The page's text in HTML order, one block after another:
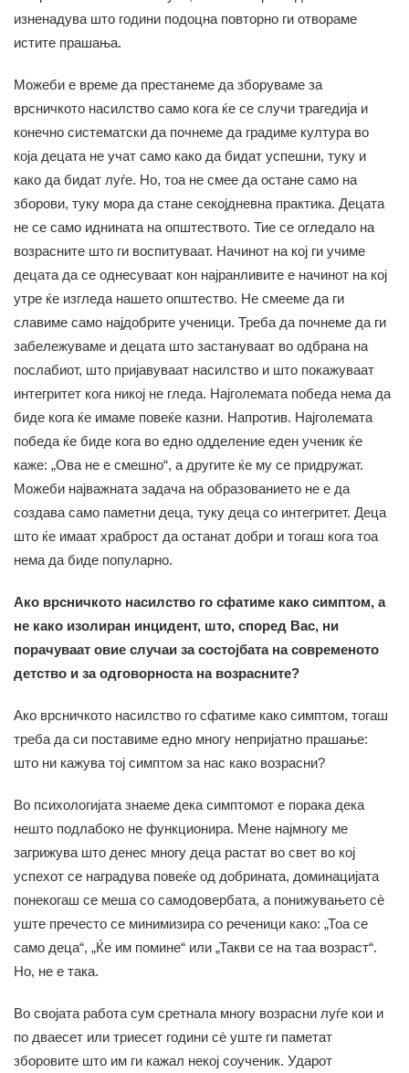
изненадува што години подоцна повторно ги отвораме
истите прашања.
Можеби е време да престанеме да зборуваме за
врсничкото насилство само кога ќе се случи трагедија и
конечно систематски да почнеме да градиме култура во
која децата не учат само како да бидат успешни, туку и
како да бидат луѓе. Но, тоа не смее да остане само на
зборови, туку мора да стане секојдневна практика. Децата
не се само иднината на општеството. Тие се огледало на
возрасните што ги воспитуваат. Начинот на кој ги учиме
децата да се однесуваат кон најранливите е начинот на кој
утре ќе изгледа нашето општество. Не смееме да ги
славиме само најдобрите ученици. Треба да почнеме да ги
забележуваме и децата што застануваат во одбрана на
послабиот, што пријавуваат насилство и што покажуваат
интегритет кога никој не гледа. Најголемата победа нема да
биде кога ќе имаме повеќе казни. Напротив. Најголемата
победа ќе биде кога во едно одделение еден ученик ќе
каже: „Ова не е смешно“, а другите ќе му се придружат.
Можеби најважната задача на образованието не е да
создава само паметни деца, туку деца со интегритет. Деца
што ќе имаат храброст да останат добри и тогаш кога тоа
нема да биде популарно.
Ако врсничкото насилство го сфатиме како симптом, а
не како изолиран инцидент, што, според Вас, ни
порачуваат овие случаи за состојбата на современото
детство и за одговорноста на возрасните?
Ако врсничкото насилство го сфатиме како симптом, тогаш
треба да си поставиме едно многу непријатно прашање:
што ни кажува тој симптом за нас како возрасни?
Во психологијата знаеме дека симптомот е порака дека
нешто подлабоко не функционира. Мене најмногу ме
загрижува што денес многу деца растат во свет во кој
успехот се наградува повеќе од добрината, доминацијата
понекогаш се меша со самодовербата, а понижувањето сè
уште пречесто се минимизира со реченици како: „Тоа се
само деца“, „Ќе им помине“ или „Такви се на таа возраст“.
Но, не е така.
Во својата работа сум сретнала многу возрасни луѓе кои и
по дваесет или триесет години сè уште ги паметат
зборовите што им ги кажал некој соученик. Ударот